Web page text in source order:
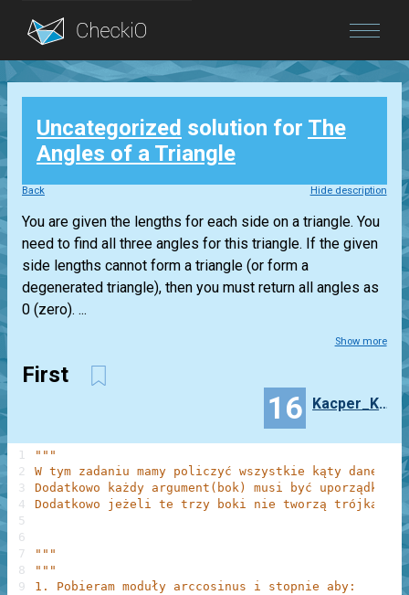
Blog
Login
Uncategorized solution for The
Angles of a Triangle
Back Hide description
You are given the lengths for each side on a triangle. You
need to find all three angles for this triangle. If the given
side lengths cannot form a triangle (or form a
degenerated triangle), then you must return all angles as
0 (zero). ...
Show more
First
16 Kacper_Kapela
"""
W tym zadaniu mamy policzyć wszystkie kąty danego
Dodatkowo każdy argument(bok) musi być
Dodatkowo jeżeli te trzy boki nie tworzą trójkąta to
"""
"""
1. Pobieram moduły arccosinus i stopnie aby:
1
2
3
4
5
6
7
8
9